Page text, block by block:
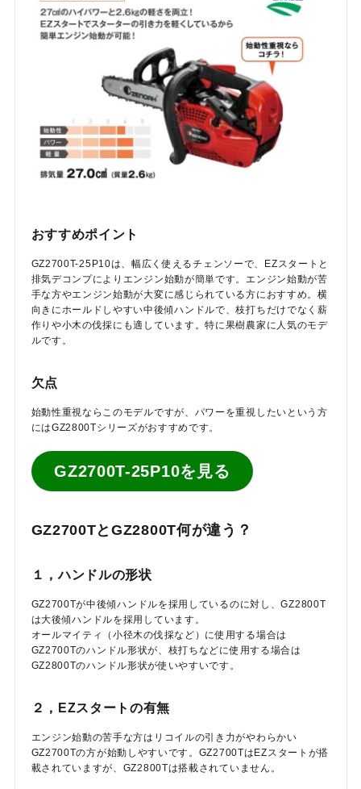
おすすめポイント
GZ2700T-25P10は、幅広く使えるチェンソーで、EZスタートと
排気デコンプによりエンジン始動が簡単です。エンジン始動が苦
手な方やエンジン始動が大変に感じられている方におすすめ。横
向きにホールドしやすい中後傾ハンドルで、枝打ちだけでなく薪
作りや小木の伐採にも適しています。特に果樹農家に人気のモデ
ルです。
欠点
始動性重視ならこのモデルですが、パワーを重視したいという方
にはGZ2800Tシリーズがおすすめです。
GZ2700T-25P10を見る
GZ2700TとGZ2800T何が違う？
１，ハンドルの形状
GZ2700Tが中後傾ハンドルを採用しているのに対し、GZ2800T
は大後傾ハンドルを採用しています。
オールマイティ（小径木の伐採など）に使用する場合は
GZ2700Tのハンドル形状が、枝打ちなどに使用する場合は
GZ2800Tのハンドル形状が使いやすいです。
２，EZスタートの有無
エンジン始動の苦手な方はリコイルの引き力がやわらかい
GZ2700Tの方が始動しやすいです。GZ2700TはEZスタートが搭
載されていますが、GZ2800Tは搭載されていません。